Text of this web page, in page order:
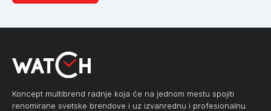
Koncept multibrend radnje koja će na jednom mestu spojiti
renomirane svetske brendove i uz izvanrednu i profesionalnu